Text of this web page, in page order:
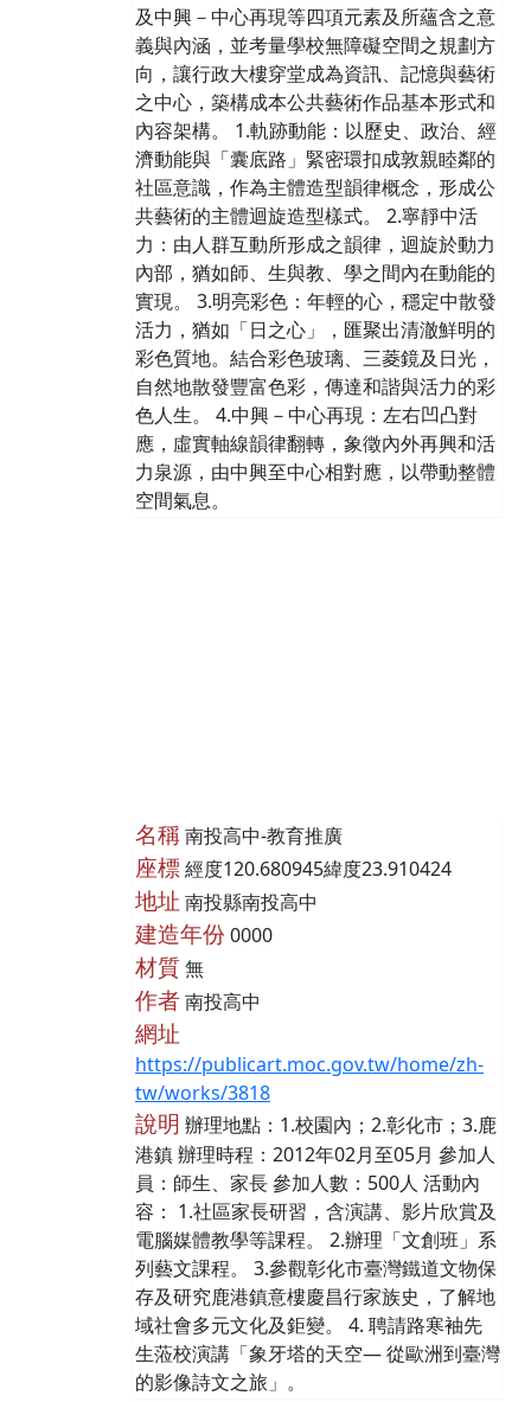
及中興－中心再現等四項元素及所蘊含之意
義與內涵，並考量學校無障礙空間之規劃方
向，讓行政大樓穿堂成為資訊、記憶與藝術
之中心，築構成本公共藝術作品基本形式和
內容架構。 1.軌跡動能：以歷史、政治、經
濟動能與「囊底路」緊密環扣成敦親睦鄰的
社區意識，作為主體造型韻律概念，形成公
共藝術的主體迴旋造型樣式。 2.寧靜中活
力：由人群互動所形成之韻律，迴旋於動力
內部，猶如師、生與教、學之間內在動能的
實現。 3.明亮彩色：年輕的心，穩定中散發
活力，猶如「日之心」，匯聚出清澈鮮明的
彩色質地。結合彩色玻璃、三菱鏡及日光，
自然地散發豐富色彩，傳達和諧與活力的彩
色人生。 4.中興－中心再現：左右凹凸對
應，虛實軸線韻律翻轉，象徵內外再興和活
力泉源，由中興至中心相對應，以帶動整體
空間氣息。
名稱南投高中-教育推廣
座標經度120.680945緯度23.910424
地址 南投縣南投高中
建造年份 0000
材質無
作者南投高中
網址
https://publicart.moc.gov.tw/home/zh-
tw/works/3818
說明 辦理地點：1.校園內；2.彰化市；3.鹿
港鎮 辦理時程：2012年02月至05月 參加人
員：師生、家長 參加人數：500人 活動內
容： 1.社區家長研習，含演講、影片欣賞及
電腦媒體教學等課程。 2.辦理「文創班」系
列藝文課程。 3.參觀彰化市臺灣鐵道文物保
存及研究鹿港鎮意樓慶昌行家族史，了解地
域社會多元文化及鉅變。 4. 聘請路寒袖先
生蒞校演講「象牙塔的天空— 從歐洲到臺灣
的影像詩文之旅」。